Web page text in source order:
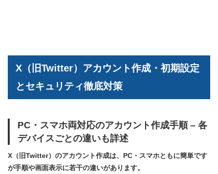
X（旧Twitter）アカウント作成・初期設定
とセキュリティ徹底対策
PC・スマホ両対応のアカウント作成手順 – 各
デバイスごとの違いも詳述
X（旧Twitter）のアカウント作成は、PC・スマホともに簡単です
が手順や画面表示に若干の違いがあります。